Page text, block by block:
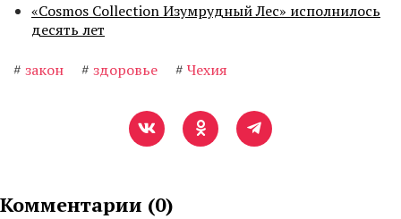
«Cosmos Collection Изумрудный Лес» исполнилось
десять лет
# закон # здоровье # Чехия
Комментарии (0)